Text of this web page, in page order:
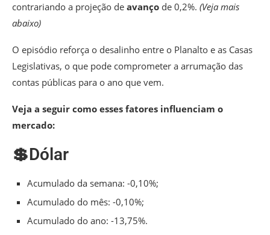
contrariando a projeção de avanço de 0,2%. (Veja mais
abaixo)
O episódio reforça o desalinho entre o Planalto e as Casas
Legislativas, o que pode comprometer a arrumação das
contas públicas para o ano que vem.
Veja a seguir como esses fatores influenciam o
mercado:
💲Dólar
Acumulado da semana: -0,10%;
Acumulado do mês: -0,10%;
Acumulado do ano: -13,75%.